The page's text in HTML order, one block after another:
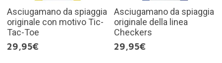
Asciugamano da spiaggia
originale con motivo Tic-
Tac-Toe
29,95€
Asciugamano da spiaggia
originale della linea
Checkers
29,95€